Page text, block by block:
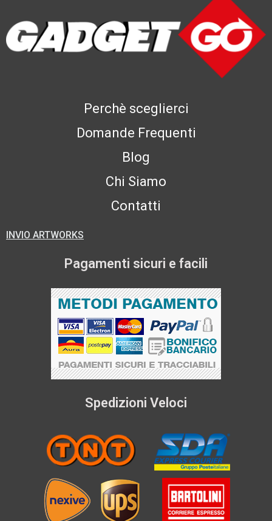
Perchè sceglierci
Domande Frequenti
Blog
Chi Siamo
Contatti
INVIO ARTWORKS
Pagamenti sicuri e facili
Spedizioni Veloci